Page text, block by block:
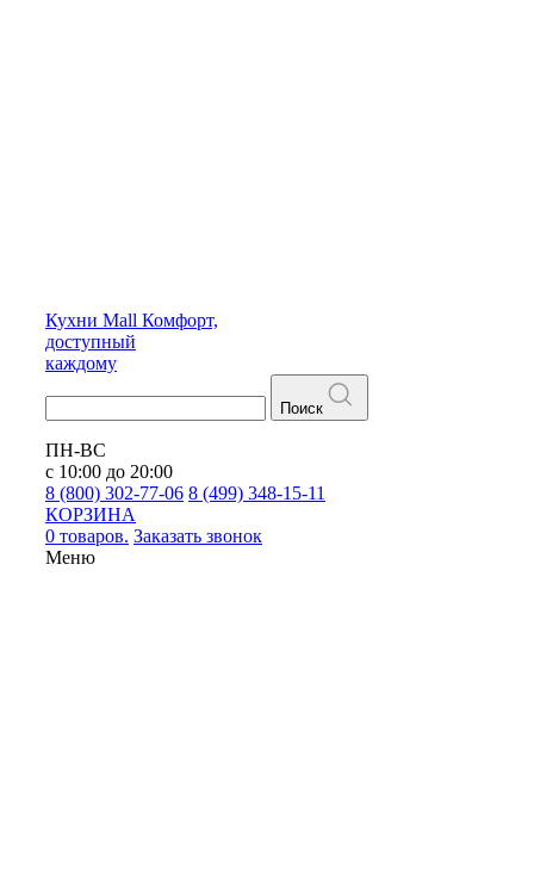
Кухни Mall Комфорт,
доступный
каждому
Поиск
ПН-ВС
с 10:00 до 20:00
8 (800) 302-77-06 8 (499) 348-15-11
КОРЗИНА
0 товаров. Заказать звонок
Меню